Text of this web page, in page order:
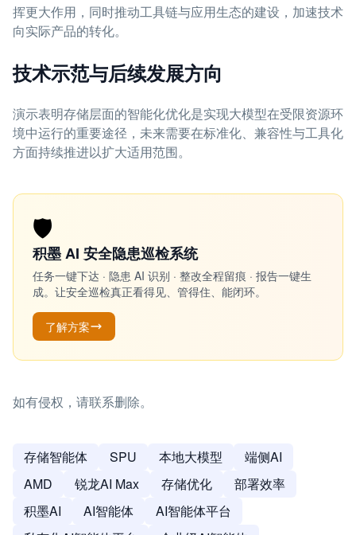
挥更大作用，同时推动工具链与应用生态的建设，加速技术
向实际产品的转化。
技术示范与后续发展方向
演示表明存储层面的智能化优化是实现大模型在受限资源环
境中运行的重要途径，未来需要在标准化、兼容性与工具化
方面持续推进以扩大适用范围。
🛡️
积墨 AI 安全隐患巡检系统
任务一键下达 · 隐患 AI 识别 · 整改全程留痕 · 报告一键生
成。让安全巡检真正看得见、管得住、能闭环。
了解方案
如有侵权，请联系删除。
存储智能体 SPU 本地大模型
端侧AI
AMD
锐龙AI Max 存储优化
部署效率
积墨AI
AI智能体
AI智能体平台